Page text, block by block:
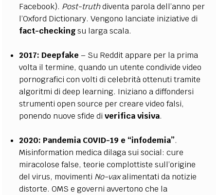
Facebook). Post-truthdiventa parola dell’anno per
l’Oxford Dictionary. Vengono lanciate iniziative di
fact-checkingsu larga scala.
2017: Deepfake – Su Reddit appare per la prima
volta il termine, quando un utente condivide video
pornografici con volti di celebrità ottenuti tramite
algoritmi di deep learning. Iniziano a diffondersi
strumenti open source per creare video falsi,
ponendo nuove sfide diverifica visiva.
2020: Pandemia COVID-19 e “infodemia”.
Misinformation medica dilaga sui social: cure
miracolose false, teorie complottiste sull’origine
del virus, movimenti No-vaxalimentati da notizie
distorte. OMS e governi avvertono che la